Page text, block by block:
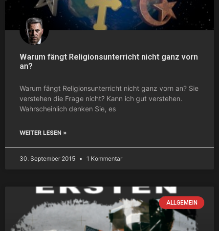
Warum fängt Religionsunterricht nicht ganz vorn
an?
Warum fängt Religionsunterricht nicht ganz vorn an? Sie
verstehen die Frage nicht? Kann ich gut verstehen.
Wahrscheinlich denken Sie, es
WEITER LESEN »
30. September 2015 1 Kommentar
ALLGEMEIN